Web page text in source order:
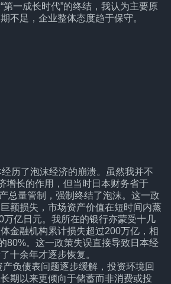
第一成长时代”的终结，我认为主要原
不足，企业整体态度趋于保守。
经历了泡沫经济的崩溃。虽然我并不
增长的作用，但当时日本财务省于
总量管制，强制终结了泡沫。这一政
额损失，市场资产价值在短时间内蒸
万亿日元。我所在的银行亦蒙受十几
金融机构累计损失超过200万亿，相
80%。这一政策失误直接导致日本经
十余年才逐步恢复。
负债表问题逐步缓解，投资环境回
期以来更倾向于储蓄而非消费或投